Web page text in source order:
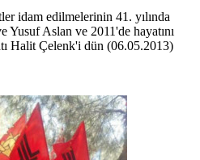
idam edilmelerinin 41. yılında
Aslan ve 2011'de hayatını
Halit Çelenk'i dün (06.05.2013)